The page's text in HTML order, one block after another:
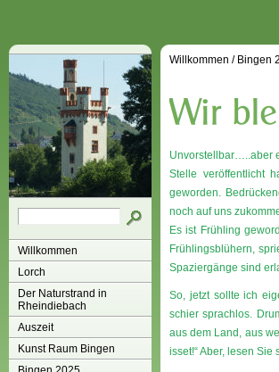
Willkommen
Lorch
Der Naturstrand in
Rheindiebach
Auszeit
Kunst Raum Bingen
Willkommen / Bingen
Unvorstellbar…..aber
Stelle veröffentlicht
geworden.
noch auf uns
Es ist Frühling
Frühlingsblühern,
Spaziergänge sind
So, jetzt sollte ich
schier sprachlos.
aus dem Land, aus
isset!“ Aber, lesen